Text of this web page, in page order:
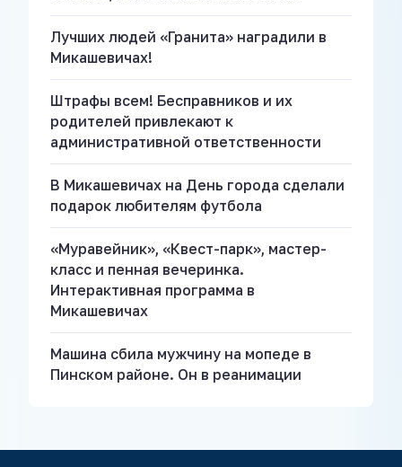
Лучших людей «Гранита» наградили в
Микашевичах!
Штрафы всем! Бесправников и их
родителей привлекают к
административной ответственности
В Микашевичах на День города сделали
подарок любителям футбола
«Муравейник», «Квест-парк», мастер-
класс и пенная вечеринка.
Интерактивная программа в
Микашевичах
Машина сбила мужчину на мопеде в
Пинском районе. Он в реанимации